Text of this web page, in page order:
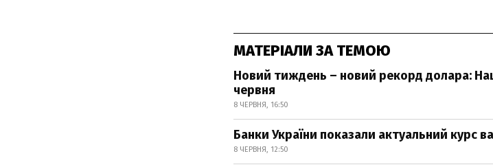
МАТЕРІАЛИ ЗА ТЕМОЮ
Новий тиждень – новий рекорд долара:
червня
8 ЧЕРВНЯ, 16:50
Банки України показали актуальний курс
8 ЧЕРВНЯ, 12:50